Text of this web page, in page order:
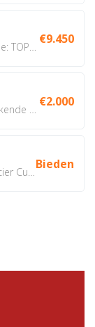
€9.450
€2.000
Bieden